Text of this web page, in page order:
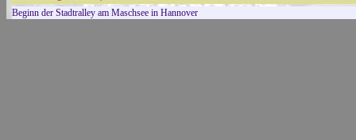
Beginn der Stadtralley am Maschsee in Hannover